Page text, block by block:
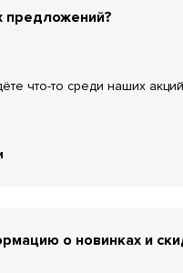
предложений?
что-то среди наших
о новинках и